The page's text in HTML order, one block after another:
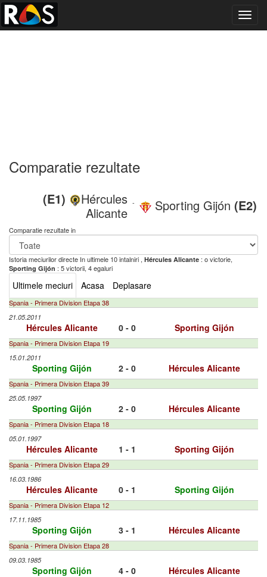
Comparatie rezultate
(E1)
Hércules
Alicante
- Sporting Gijón (E2)
Comparatie rezultate in
Istoria meciurilor directe In ultimele 10 intalniri , Hércules Alicante : o victorie,
Sporting Gijón : 5 victorii, 4 egaluri
Ultimele meciuri Acasa Deplasare
Spania - Primera Division Etapa 38
21.05.2011
Hércules Alicante 0 - 0 Sporting Gijón
Spania - Primera Division Etapa 19
15.01.2011
Sporting Gijón 2 - 0 Hércules Alicante
Spania - Primera Division Etapa 39
25.05.1997
Sporting Gijón 2 - 0 Hércules Alicante
Spania - Primera Division Etapa 18
05.01.1997
Hércules Alicante 1 - 1 Sporting Gijón
Spania - Primera Division Etapa 29
16.03.1986
Hércules Alicante 0 - 1 Sporting Gijón
Spania - Primera Division Etapa 12
17.11.1985
Sporting Gijón 3 - 1 Hércules Alicante
Spania - Primera Division Etapa 28
09.03.1985
Sporting Gijón 4 - 0 Hércules Alicante